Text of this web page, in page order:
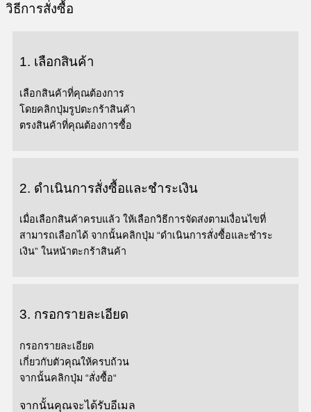
วิธีการสั่งซื้อ
1. เลือกสินค้า
เลือกสินค้าที่คุณต้องการ
โดยคลิกปุ่มรูปตะกร้าสินค้า
ตรงสินค้าที่คุณต้องการซื้อ
2. ดำเนินการสั่งซื้อและชำระเงิน
เมื่อเลือกสินค้าครบแล้ว ให้เลือกวิธีการจัดส่งตามเงื่อนไขที่
สามารถเลือกได้ จากนั้นคลิกปุ่ม “ดำเนินการสั่งซื้อและชำระ
เงิน” ในหน้าตะกร้าสินค้า
3. กรอกรายละเอียด
กรอกรายละเอียด
เกี่ยวกับตัวคุณให้ครบถ้วน
จากนั้นคลิกปุ่ม “สั่งซื้อ“
จากนั้นคุณจะได้รับอีเมล